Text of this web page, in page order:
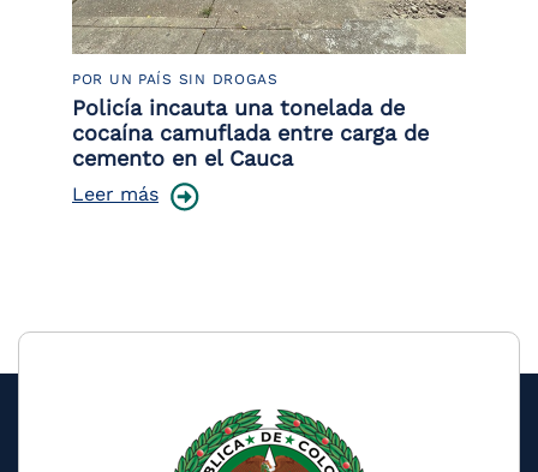
POR UN PAÍS SIN DROGAS
Policía incauta una tonelada de
cocaína camuflada entre carga de
cemento en el Cauca
Leer más